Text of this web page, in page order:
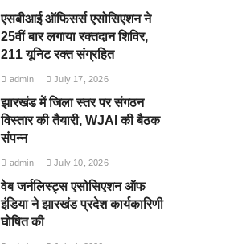
एसबीआई ऑफिसर्स एसोसिएशन ने
25वीं बार लगाया रक्तदान शिविर,
211 यूनिट रक्त संग्रहित
admin July 17, 2026
झारखंड में जिला स्तर पर संगठन
विस्तार की तैयारी, WJAI की बैठक
संपन्न
admin July 10, 2026
वेब जर्नलिस्ट्स एसोसिएशन ऑफ
इंडिया ने झारखंड प्रदेश कार्यकारिणी
घोषित की